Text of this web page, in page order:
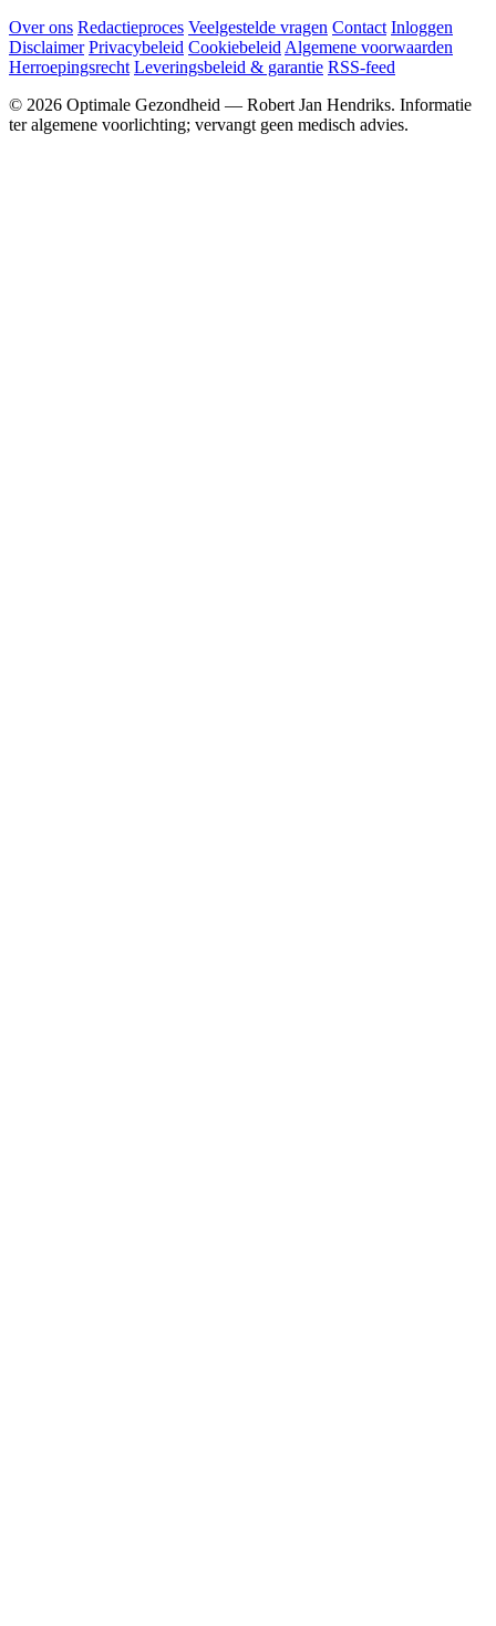
Over ons Redactieproces Veelgestelde vragen Contact Inloggen
Disclaimer Privacybeleid Cookiebeleid Algemene voorwaarden
Herroepingsrecht Leveringsbeleid & garantie RSS-feed
© 2026 Optimale Gezondheid — Robert Jan Hendriks. Informatie
ter algemene voorlichting; vervangt geen medisch advies.